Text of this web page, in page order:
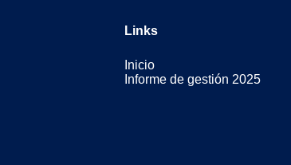
Links
Inicio
Informe de gestión 2025